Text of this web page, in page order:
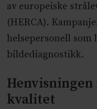
av europeiske
(HERCA).
helsepersonell som
bildediagnostikk.
Henvisningen
kvalitet